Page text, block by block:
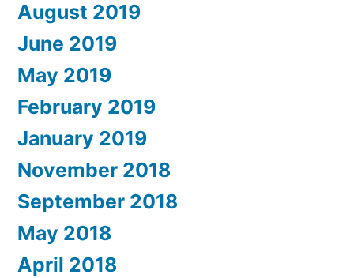
August 2019
June 2019
May 2019
February 2019
January 2019
November 2018
September 2018
May 2018
April 2018